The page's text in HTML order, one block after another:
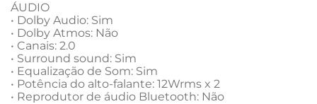
ÁUDIO
• Dolby Audio: Sim
• Dolby Atmos: Não
• Canais: 2.0
• Surround sound: Sim
• Equalização de Som: Sim
• Potência do alto-falante: 12Wrms x 2
• Reprodutor de áudio Bluetooth: Não